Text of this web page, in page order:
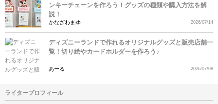
ンキーチェーンを作ろう！グッズの種類や購入方法を解
説！
かなざわまゆ 2026/07/14
ディズニーランドで作れるオリジナルグッズと販売店舗一
覧！切り絵やカードホルダーを作ろう♪
あーる 2026/07/08
ライタープロフィール